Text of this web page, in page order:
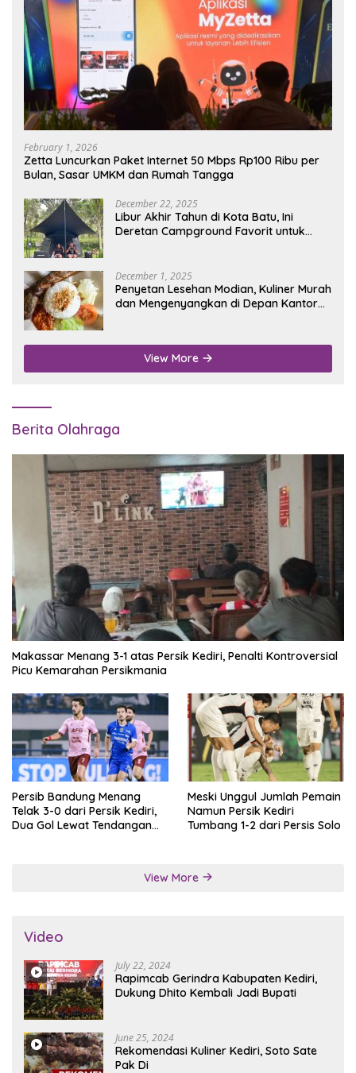
February 1, 2026
Zetta Luncurkan Paket Internet 50 Mbps Rp100 Ribu per
Bulan, Sasar UMKM dan Rumah Tangga
December 22, 2025
Libur Akhir Tahun di Kota Batu, Ini
Deretan Campground Favorit untuk
December 1, 2025
Penyetan Lesehan Modian, Kuliner Murah
dan Mengenyangkan di Depan Kantor
View More
Berita Olahraga
Makassar Menang 3-1 atas Persik Kediri, Penalti Kontroversial
Picu Kemarahan Persikmania
Persib Bandung Menang
Telak 3-0 dari Persik Kediri,
Dua Gol Lewat Tendangan
Meski Unggul Jumlah Pemain
Namun Persik Kediri
Tumbang 1-2 dari Persis Solo
View More
Video
July 22, 2024
Rapimcab Gerindra Kabupaten Kediri,
Dukung Dhito Kembali Jadi Bupati
June 25, 2024
Rekomendasi Kuliner Kediri, Soto Sate
Pak Di